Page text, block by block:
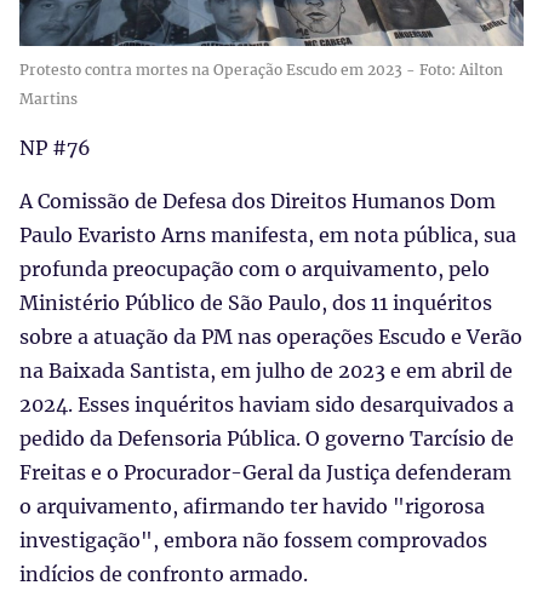
Protesto contra mortes na Operação Escudo em 2023 - Foto: Ailton
Martins
NP #76
A Comissão de Defesa dos Direitos Humanos Dom
Paulo Evaristo Arns manifesta, em nota pública, sua
profunda preocupação com o arquivamento, pelo
Ministério Público de São Paulo, dos 11 inquéritos
sobre a atuação da PM nas operações Escudo e Verão
na Baixada Santista, em julho de 2023 e em abril de
2024. Esses inquéritos haviam sido desarquivados a
pedido da Defensoria Pública. O governo Tarcísio de
Freitas e o Procurador-Geral da Justiça defenderam
o arquivamento, afirmando ter havido "rigorosa
investigação", embora não fossem comprovados
indícios de confronto armado.